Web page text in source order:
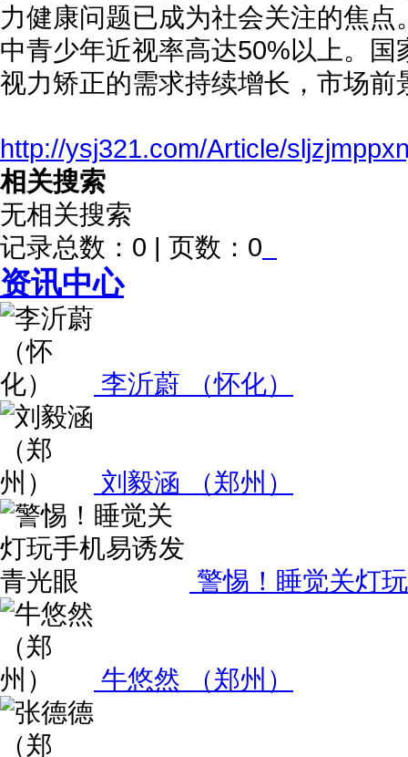
力健康问题已成为社会关注的焦
中青少年近视率高达50%以上。
视力矫正的需求持续增长，市场
http://ysj321.com/Article/
相关搜索
无相关搜索
记录总数：0 | 页数：0
资讯中心
李沂蔚 （怀化）
刘毅涵 （郑州）
警惕！睡觉关灯
牛悠然 （郑州）